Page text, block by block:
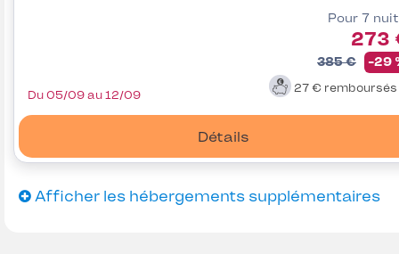
Pour 7
273
385 € -29
27 € remboursés
Détails
Du 05/09 au 12/09
Afficher les hébergements supplémentaires